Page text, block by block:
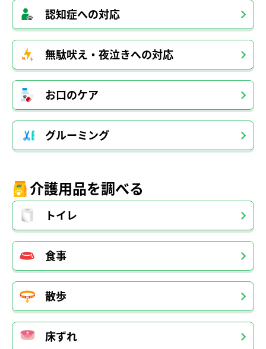
認知症への対応
無駄吠え・夜泣きへの対応
お口のケア
グルーミング
介護用品を調べる
トイレ
食事
散歩
床ずれ